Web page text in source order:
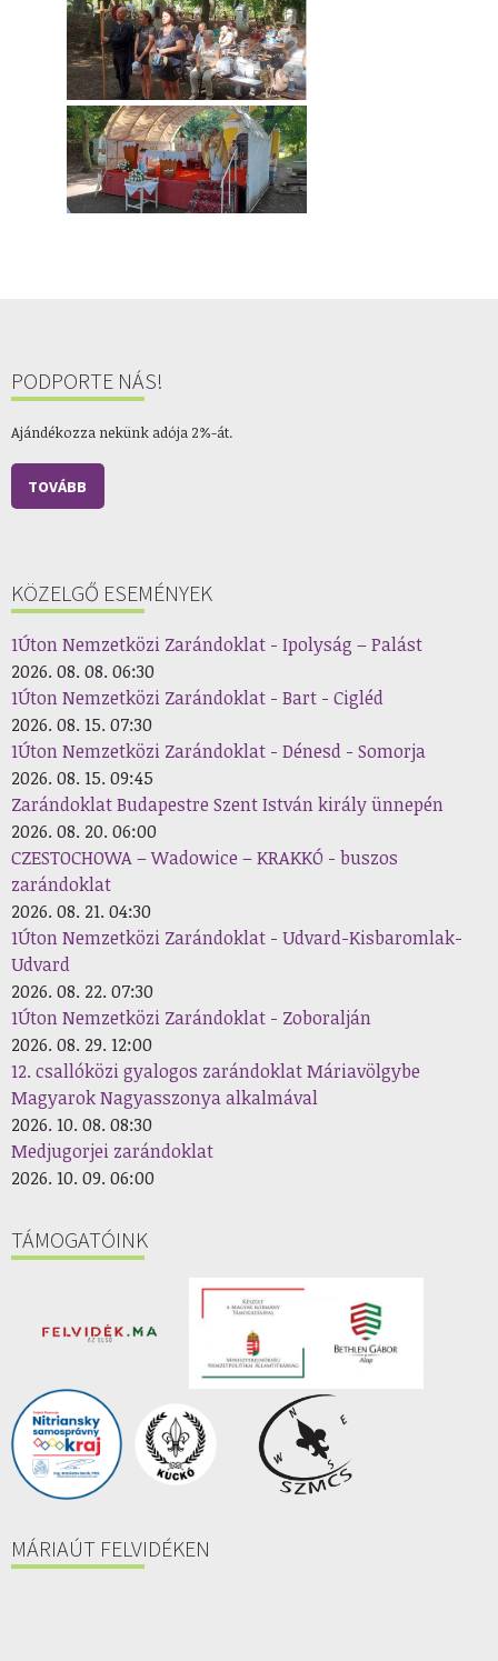
PODPORTE NÁS!
Ajándékozza nekünk adója 2%-át.
TOVÁBB
KÖZELGŐ ESEMÉNYEK
1Úton Nemzetközi Zarándoklat - Ipolyság – Palást
2026. 08. 08. 06:30
1Úton Nemzetközi Zarándoklat - Bart - Cigléd
2026. 08. 15. 07:30
1Úton Nemzetközi Zarándoklat - Dénesd - Somorja
2026. 08. 15. 09:45
Zarándoklat Budapestre Szent István király ünnepén
2026. 08. 20. 06:00
CZESTOCHOWA – Wadowice – KRAKKÓ - buszos
zarándoklat
2026. 08. 21. 04:30
1Úton Nemzetközi Zarándoklat - Udvard-Kisbaromlak-
Udvard
2026. 08. 22. 07:30
1Úton Nemzetközi Zarándoklat - Zoboralján
2026. 08. 29. 12:00
12. csallóközi gyalogos zarándoklat Máriavölgybe
Magyarok Nagyasszonya alkalmával
2026. 10. 08. 08:30
Medjugorjei zarándoklat
2026. 10. 09. 06:00
TÁMOGATÓINK
MÁRIAÚT FELVIDÉKEN